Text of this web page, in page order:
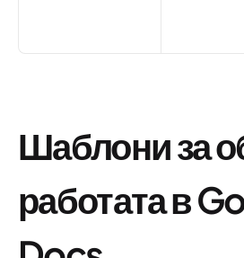
Шаблони за
работата в